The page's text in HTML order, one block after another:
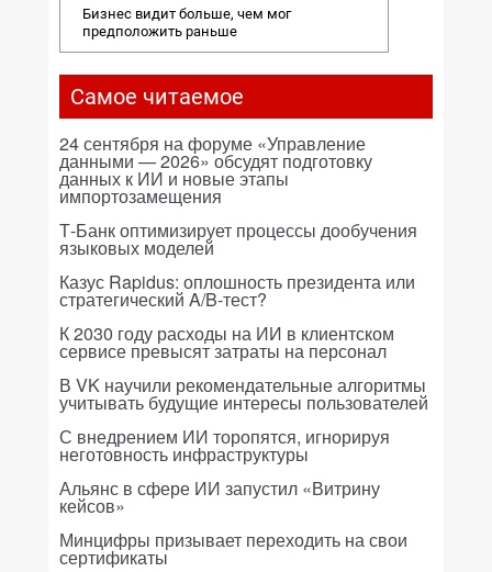
Бизнес видит больше, чем мог
предположить раньше
Самое читаемое
24 сентября на форуме «Управление
данными — 2026» обсудят подготовку
данных к ИИ и новые этапы
импортозамещения
Т-Банк оптимизирует процессы дообучения
языковых моделей
Казус Rapidus: оплошность президента или
стратегический A/B-тест?
К 2030 году расходы на ИИ в клиентском
сервисе превысят затраты на персонал
В VK научили рекомендательные алгоритмы
учитывать будущие интересы пользователей
С внедрением ИИ торопятся, игнорируя
неготовность инфраструктуры
Альянс в сфере ИИ запустил «Витрину
кейсов»
Минцифры призывает переходить на свои
сертификаты